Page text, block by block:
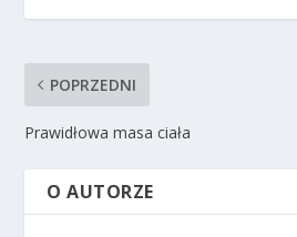
POPRZEDNI
Prawidłowa masa ciała
O AUTORZE